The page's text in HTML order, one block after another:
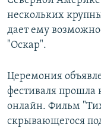
нескольких
дает ему
"Оскар".
Церемония
фестиваля прошла
онлайн. Фильм
скрывающегося